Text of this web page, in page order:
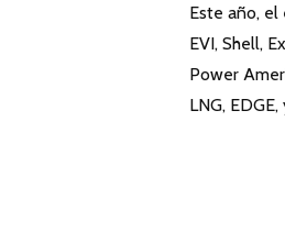
Este año,
EVI, Shell,
Power
LNG,